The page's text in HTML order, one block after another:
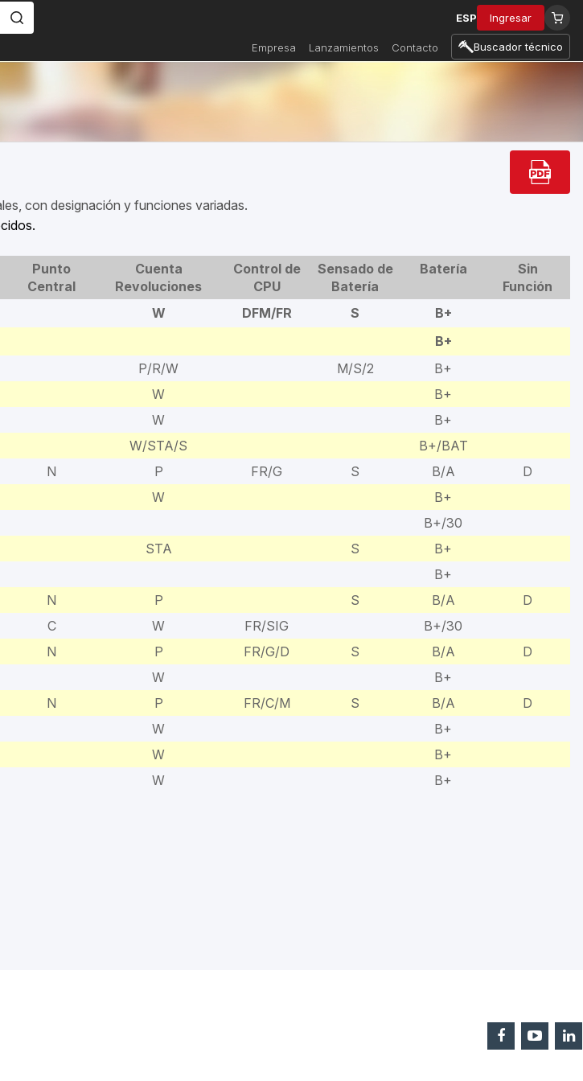
ESP Ingresar
Empresa Lanzamientos Contacto Buscador técnico
con designación y funciones variadas.
Punto
Central
Cuenta
Revoluciones
Control de
CPU
Sensado de
Batería
Batería
Sin
Función
W DFM/FR S
B+
B+
P/R/W M/S/2
B+
W
B+
W
B+
W/STA/S
B+/BAT
N P FR/G S B/A
D
W
B+
B+/30
STA S
B+
B+
N P S B/A
D
C W FR/SIG
B+/30
N P FR/G/D S B/A
D
W
B+
N P FR/C/M S B/A
D
W
B+
W
B+
W
B+